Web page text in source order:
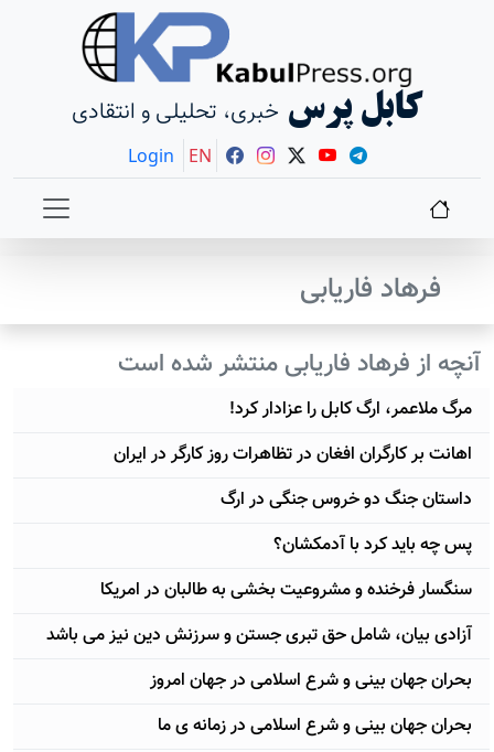
کابل پرس خبری، تحلیلی و انتقادی
Login EN
فرهاد فاریابی
آنچه از فرهاد فاریابی منتشر شده است
مرگ ملاعمر، ارگ کابل را عزادار کرد!
اهانت بر کارگران افغان در تظاهرات روز کارگر در ایران
داستان جنگ دو خروس جنگی در ارگ
پس چه باید کرد با آدمکشان؟
سنگسار فرخنده و مشروعیت بخشی به طالبان در امریکا
آزادی بیان، شامل حق تبری جستن و سرزنش دین نیز می باشد
بحران جهان بینی و شرع اسلامی در جهان امروز
بحران جهان بینی و شرع اسلامی در زمانه ی ما